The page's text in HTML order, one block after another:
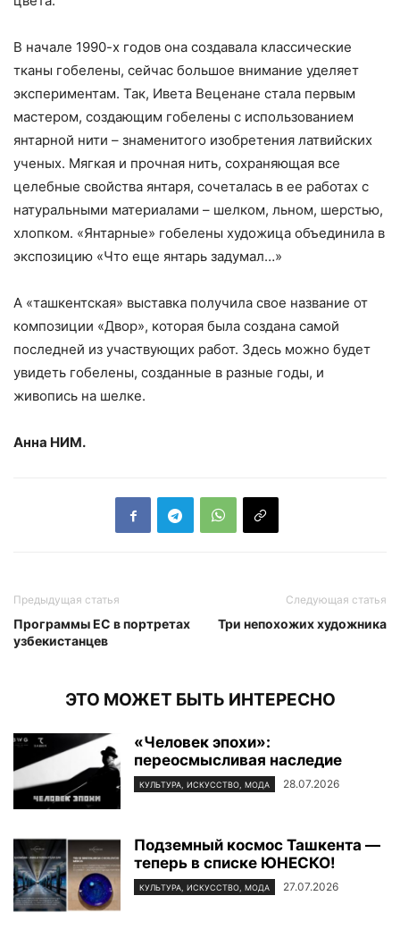
В начале 1990-х годов она создавала классические
тканы гобелены, сейчас большое внимание уделяет
экспериментам. Так, Ивета Веценане стала первым
мастером, создающим гобелены с использованием
янтарной нити – знаменитого изобретения латвийских
ученых. Мягкая и прочная нить, сохраняющая все
целебные свойства янтаря, сочеталась в ее работах с
натуральными материалами – шелком, льном, шерстью,
хлопком. «Янтарные» гобелены художица объединила в
экспозицию «Что еще янтарь задумал…»
А «ташкентская» выставка получила свое название от
композиции «Двор», которая была создана самой
последней из участвующих работ. Здесь можно будет
увидеть гобелены, созданные в разные годы, и
живопись на шелке.
Анна НИМ.
Предыдущая статья
Программы ЕС в портретах
узбекистанцев
Следующая статья
Три непохожих художника
ЭТО МОЖЕТ БЫТЬ ИНТЕРЕСНО
«Человек эпохи»:
переосмысливая наследие
КУЛЬТУРА, ИСКУССТВО, МОДА 28.07.2026
Подземный космос Ташкента —
теперь в списке ЮНЕСКО!
КУЛЬТУРА, ИСКУССТВО, МОДА 27.07.2026